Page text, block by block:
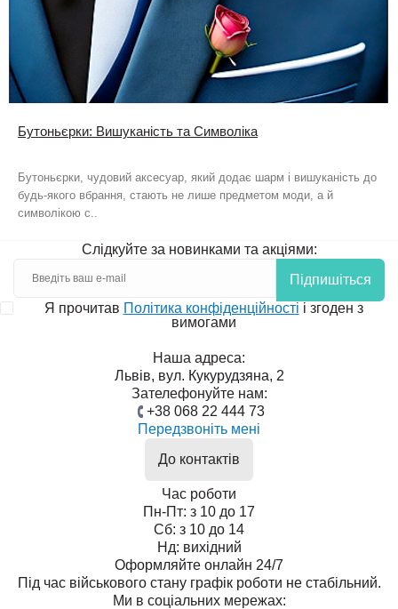
Бутоньєрки: Вишуканість та Символіка
Бутоньєрки, чудовий аксесуар, який додає шарм і вишуканість до
будь-якого вбрання, стають не лише предметом моди, а й
символікою с..
Слідкуйте за новинками та акціями:
Підпишіться
Я прочитав Політика конфіденційності і згоден з
вимогами
Наша адреса:
Львів, вул. Кукурудзяна, 2
Зателефонуйте нам:
+38 068 22 444 73
Передзвоніть мені
До контактів
Час роботи
Пн-Пт: з 10 до 17
Сб: з 10 до 14
Нд: вихідний
Оформляйте онлайн 24/7
Під час військового стану графік роботи не стабільний.
Ми в соціальних мережах: